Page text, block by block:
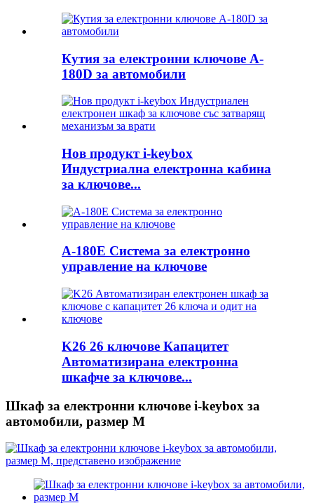
Кутия за електронни ключове A-
180D за автомобили
Нов продукт i-keybox
Индустриална електронна кабина
за ключове...
A-180E Система за електронно
управление на ключове
K26 26 ключове Капацитет
Автоматизирана електронна
шкафче за ключове...
Шкаф за електронни ключове i-keybox за
автомобили, размер M